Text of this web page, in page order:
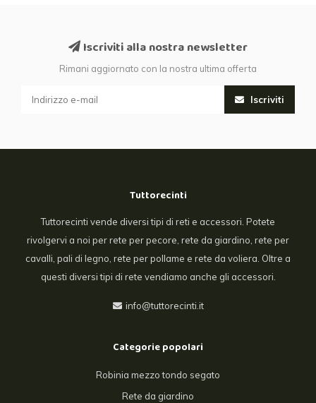
Iscriviti alla nostra newsletter
Rimani aggiornato con la nostra ultima offerta
Iscriviti
Tuttorecinti
Tuttorecinti vende diversi tipi di reti e accessori. Potete
rivolgervi a noi per rete per pecore, rete da giardino, rete per
cavalli, pali di legno, rete per pollame e rete da voliera. Oltre a
questi diversi tipi di rete vendiamo anche gli accessori.
info@tuttorecinti.it
Categorie popolari
Robinia mezzo tondo segato
Rete da giardino